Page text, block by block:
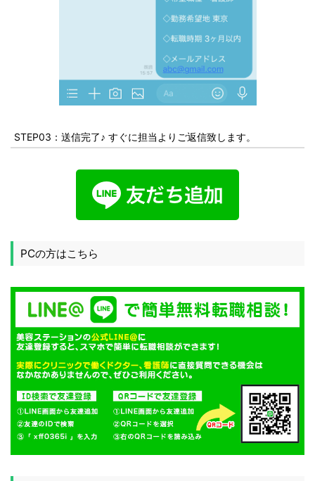
STEP03：送信完了♪ すぐに担当よりご返信致します。
PCの方はこちら